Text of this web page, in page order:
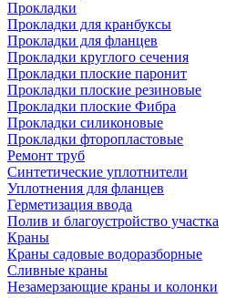
Прокладки
Прокладки для кранбуксы
Прокладки для фланцев
Прокладки круглого сечения
Прокладки плоские паронит
Прокладки плоские резиновые
Прокладки плоские Фибра
Прокладки силиконовые
Прокладки фторопластовые
Ремонт труб
Синтетические уплотнители
Уплотнения для фланцев
Герметизация ввода
Полив и благоустройство участка
Краны
Краны садовые водоразборные
Сливные краны
Незамерзающие краны и колонки